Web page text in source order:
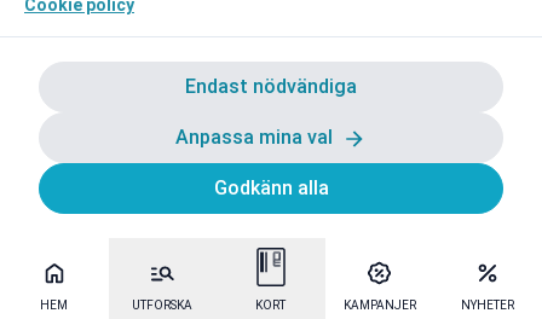
HEM UTFORSKA KORT KAMPANJER NYHETER
Cookie policy
Endast nödvändiga
Anpassa mina val
Godkänn alla